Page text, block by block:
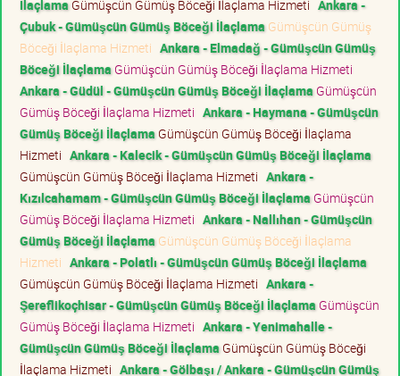
İlaçlama Gümüşcün Gümüş Böceği İlaçlama Hizmeti Ankara -
Çubuk - Gümüşcün Gümüş Böceği İlaçlama Gümüşcün Gümüş
Böceği İlaçlama Hizmeti Ankara - Elmadağ - Gümüşcün Gümüş
Böceği İlaçlama Gümüşcün Gümüş Böceği İlaçlama Hizmeti
Ankara - Güdül - Gümüşcün Gümüş Böceği İlaçlama Gümüşcün
Gümüş Böceği İlaçlama Hizmeti Ankara - Haymana - Gümüşcün
Gümüş Böceği İlaçlama Gümüşcün Gümüş Böceği İlaçlama
Hizmeti Ankara - Kalecik - Gümüşcün Gümüş Böceği İlaçlama
Gümüşcün Gümüş Böceği İlaçlama Hizmeti Ankara -
Kızılcahamam - Gümüşcün Gümüş Böceği İlaçlama Gümüşcün
Gümüş Böceği İlaçlama Hizmeti Ankara - Nallıhan - Gümüşcün
Gümüş Böceği İlaçlama Gümüşcün Gümüş Böceği İlaçlama
Hizmeti Ankara - Polatlı - Gümüşcün Gümüş Böceği İlaçlama
Gümüşcün Gümüş Böceği İlaçlama Hizmeti Ankara -
Şereflikoçhisar - Gümüşcün Gümüş Böceği İlaçlama Gümüşcün
Gümüş Böceği İlaçlama Hizmeti Ankara - Yenimahalle -
Gümüşcün Gümüş Böceği İlaçlama Gümüşcün Gümüş Böceği
İlaçlama Hizmeti Ankara - Gölbaşı / Ankara - Gümüşcün Gümüş